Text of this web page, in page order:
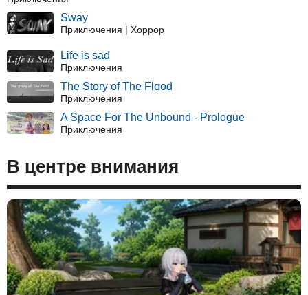
Sway
Приключения | Хоррор
Life is sad
Приключения
The Story of The Flood
Приключения
A Space For The Unbound - Prologue
Приключения
В центре внимания